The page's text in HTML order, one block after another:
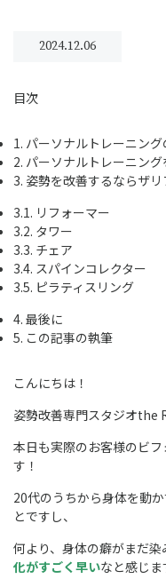
2024.12.06
目次
1. パーソナルトレーニング
2. パーソナルトレーニン
3. 姿勢を改善するならザ
3.1. リフォーマー
3.2. タワー
3.3. チェア
3.4. スパインコレクター
3.5. ピラティスリング
4. 最後に
5. この記事の執筆
こんにちは！
姿勢改善専門スタジオthe
本日も実際のお客様のビ
す！
20代のうちから身体を動
とですし、
何より、身体の癖がまだ
化がすごく早いなと感じま